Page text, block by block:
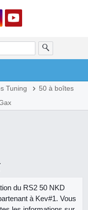
Tuning
50 à boîtes
du RS2 50 NKD
à Kev#1. Vous